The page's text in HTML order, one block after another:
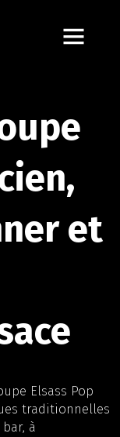
et
Elsass Pop
traditionnelles
à